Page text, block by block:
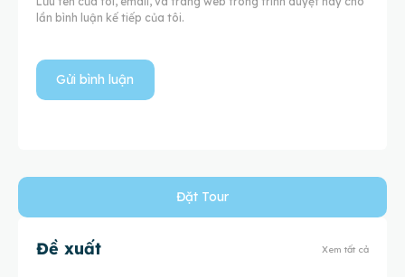
lần bình luận kế tiếp của tôi.
Đặt Tour
Đề xuất Xem tất cả